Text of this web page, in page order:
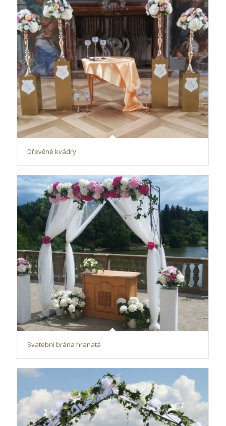
Dřevěné kvádry
Svatební brána hranatá